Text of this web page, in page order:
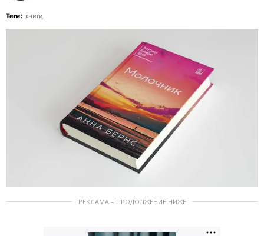
Теги: книги
РЕКЛАМА – ПРОДОЛЖЕНИЕ НИЖЕ